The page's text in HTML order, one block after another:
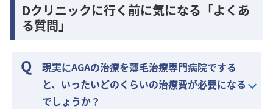
Dクリニックに行く前に気になる「よくあ
る質問」
現実にAGAの治療を薄毛治療専門病院でする
と、いったいどのくらいの治療費が必要になる
でしょうか？